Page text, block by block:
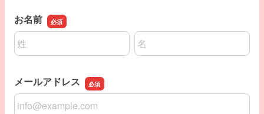
お名前
名前の姓
名前の名
メールアドレス
メールアドレス